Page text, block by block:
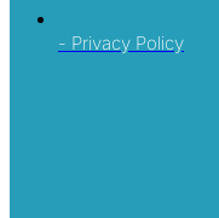
- Privacy Policy